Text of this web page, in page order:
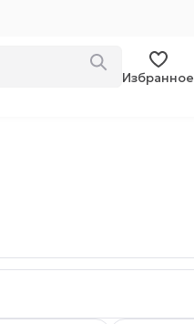
Избранное